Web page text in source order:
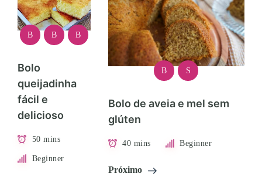
B B B
Bolo
queijadinha
fácil e
delicioso
50 mins
Beginner
B S
Bolo de aveia e mel sem
glúten
40 mins Beginner
Próximo